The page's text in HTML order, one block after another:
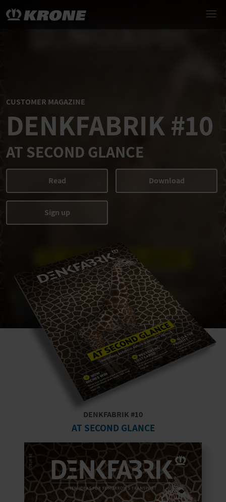
CUSTOMER MAGAZINE
DENKFABRIK #10
AT SECOND GLANCE
Read Download
Sign up
DENKFABRIK #10
AT SECOND GLANCE